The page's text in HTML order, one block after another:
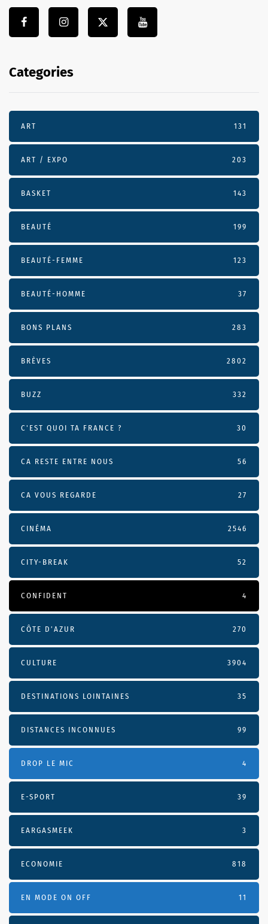
Categories
ART 131
ART / EXPO 203
BASKET 143
BEAUTÉ 199
BEAUTÉ-FEMME 123
BEAUTÉ-HOMME 37
BONS PLANS 283
BRÈVES 2802
BUZZ 332
C'EST QUOI TA FRANCE ? 30
CA RESTE ENTRE NOUS 56
CA VOUS REGARDE 27
CINÉMA 2546
CITY-BREAK 52
CONFIDENT 4
CÔTE D’AZUR 270
CULTURE 3904
DESTINATIONS LOINTAINES 35
DISTANCES INCONNUES 99
DROP LE MIC 4
E-SPORT 39
EARGASMEEK 3
ECONOMIE 818
EN MODE ON OFF 11